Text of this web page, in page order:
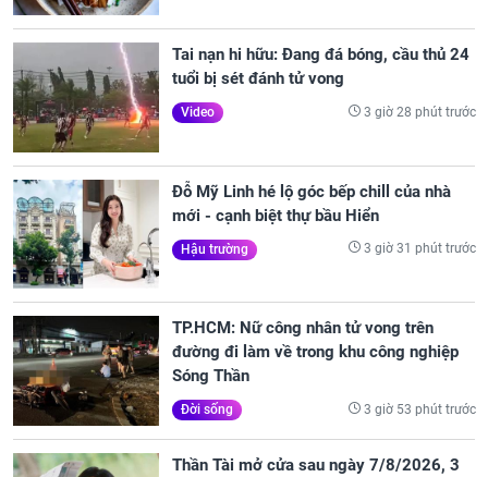
Tai nạn hi hữu: Đang đá bóng, cầu thủ 24
tuổi bị sét đánh tử vong
Video 3 giờ 28 phút trước
Đỗ Mỹ Linh hé lộ góc bếp chill của nhà
mới - cạnh biệt thự bầu Hiển
Hậu trường 3 giờ 31 phút trước
TP.HCM: Nữ công nhân tử vong trên
đường đi làm về trong khu công nghiệp
Sóng Thần
Đời sống 3 giờ 53 phút trước
Thần Tài mở cửa sau ngày 7/8/2026, 3